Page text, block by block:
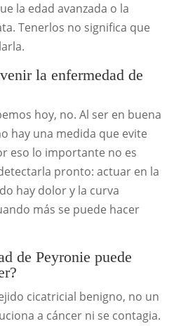
la edad avanzada o la
Tenerlos no significa que
la enfermedad de
hoy, no. Al ser en buena
hay una medida que evite
eso lo importante no es
pronto: actuar en la
hay dolor y la curva
más se puede hacer
de Peyronie puede
cicatricial benigno, no un
a cáncer ni se contagia.